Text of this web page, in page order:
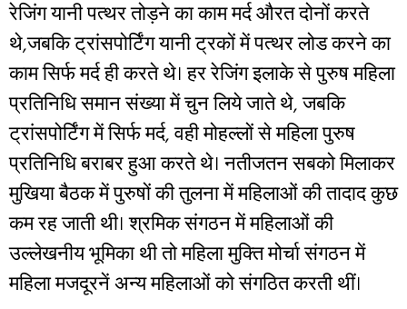
रेजिंग यानी पत्थर तोड़ने का काम मर्द औरत दोनों करते
थे,जबकि ट्रांसपोर्टिंग यानी ट्रकों में पत्थर लोड करने का
काम सिर्फ मर्द ही करते थे। हर रेजिंग इलाके से पुरुष महिला
प्रतिनिधि समान संख्या में चुन लिये जाते थे, जबकि
ट्रांसपोर्टिंग में सिर्फ मर्द, वही मोहल्लों से महिला पुरुष
प्रतिनिधि बराबर हुआ करते थे। नतीजतन सबको मिलाकर
मुखिया बैठक में पुरुषों की तुलना में महिलाओं की तादाद कुछ
कम रह जाती थी। श्रमिक संगठन में महिलाओं की
उल्लेखनीय भूमिका थी तो महिला मुक्ति मोर्चा संगठन में
महिला मजदूरनें अन्य महिलाओं को संगठित करती थीं।